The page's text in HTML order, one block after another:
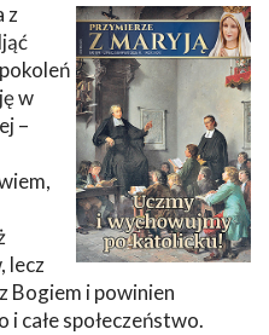
z
w
–
lecz
Bogiem i powinien
i całe społeczeństwo.